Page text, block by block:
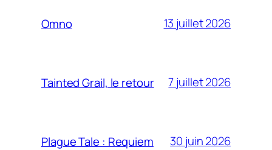
Omno 13 juillet 2026
Tainted Grail, le retour 7 juillet 2026
Plague Tale : Requiem 30 juin 2026